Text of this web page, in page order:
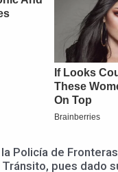
Policía de
pues dado